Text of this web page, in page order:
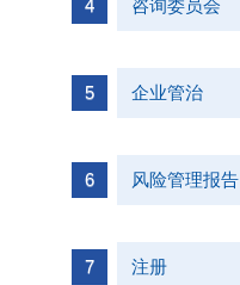
咨询委员会
企业管治
风险管理报告
注册